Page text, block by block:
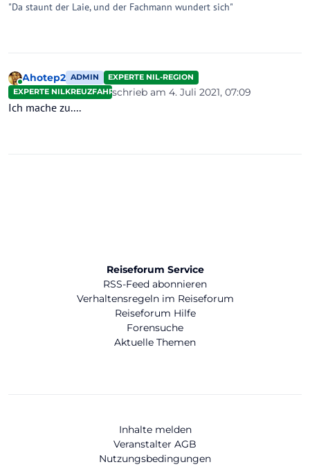
"Da staunt der Laie, und der Fachmann wundert sich"
Online
Ahotep2 ADMIN
EXPERTE NIL-REGION
EXPERTE NILKREUZFAHRTENschrieb am 4. Juli 2021, 07:09
zuletzt editiert von Ahotep27. Apr. 2021,
Ich mache zu....
Reiseforum Service
RSS-Feed abonnieren
Verhaltensregeln im Reiseforum
Reiseforum Hilfe
Forensuche
Aktuelle Themen
Inhalte melden
Veranstalter AGB
Nutzungsbedingungen